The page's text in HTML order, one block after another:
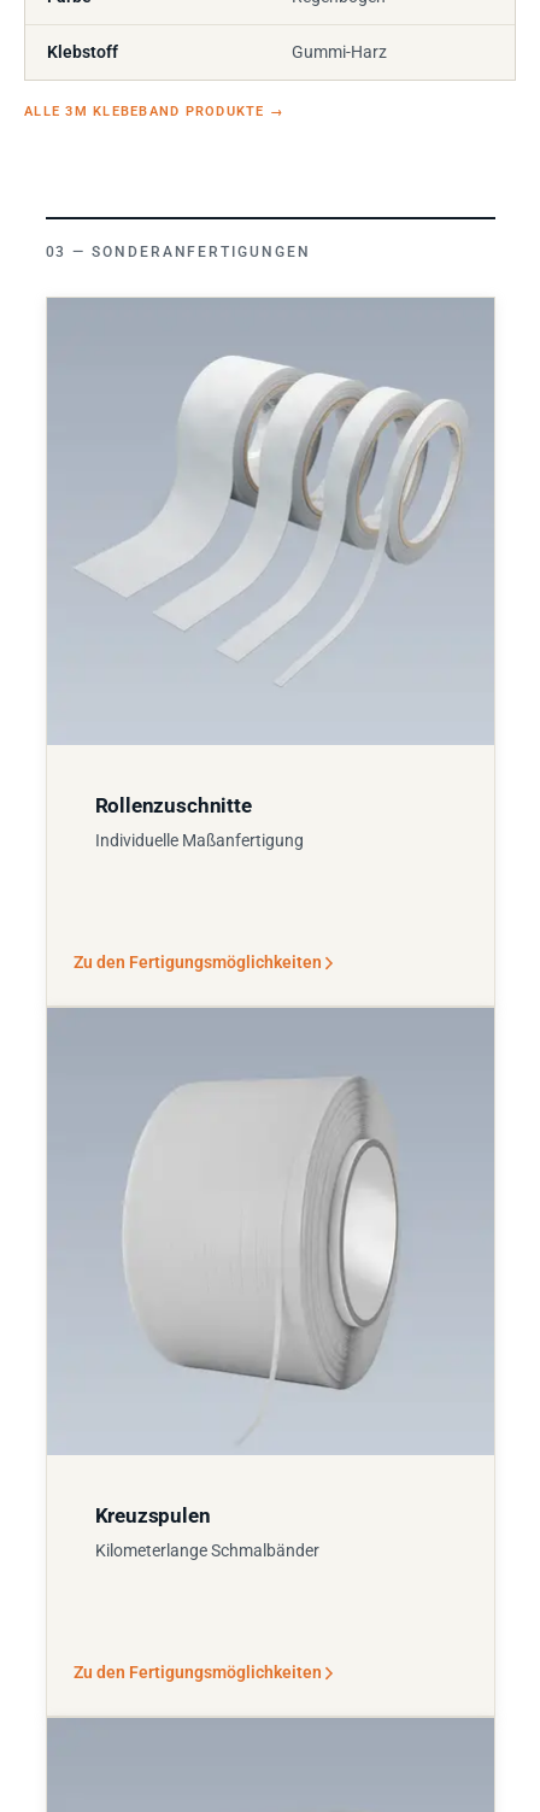
Klebstoff Gummi-Harz
ALLE 3M KLEBEBAND PRODUKTE →
SONDERANFERTIGUNGEN
Rollenzuschnitte
Individuelle Maßanfertigung
Zu den Fertigungsmöglichkeiten
Kreuzspulen
Kilometerlange Schmalbänder
Zu den Fertigungsmöglichkeiten